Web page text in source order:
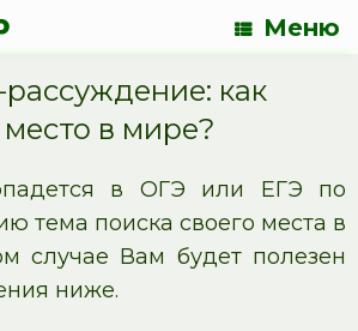
Меню
как
в мире?
в ОГЭ или ЕГЭ по
тема поиска своего места в
случае Вам будет полезен
ниже.